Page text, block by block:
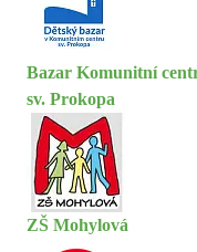
Bazar Komunitní
sv. Prokopa
ZŠ Mohylová